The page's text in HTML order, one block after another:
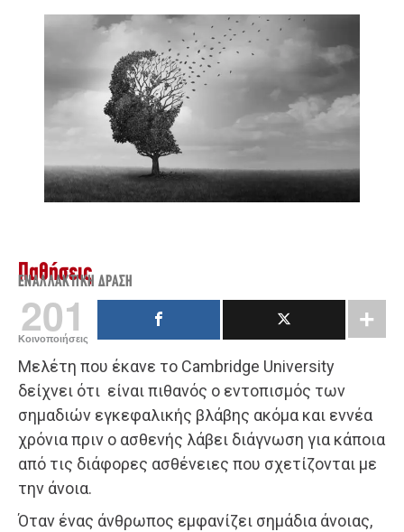
Παθήσεις
ΕΝΑΛΛΑΚΤΙΚΉ ΔΡΆΣΗ
201
Κοινοποιήσεις
Μελέτη που έκανε το Cambridge University
δείχνει ότι είναι πιθανός ο εντοπισμός των
σημαδιών εγκεφαλικής βλάβης ακόμα και εννέα
χρόνια πριν ο ασθενής λάβει διάγνωση για κάποια
από τις διάφορες ασθένειες που σχετίζονται με
την άνοια.
Όταν ένας άνθρωπος εμφανίζει σημάδια άνοιας,